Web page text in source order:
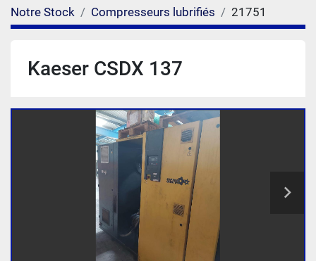
Notre Stock Compresseurs lubrifiés 21751
Kaeser CSDX 137